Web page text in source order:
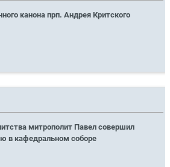
канона прп. Андрея Критского
митрополит Павел совершил
в кафедральном соборе